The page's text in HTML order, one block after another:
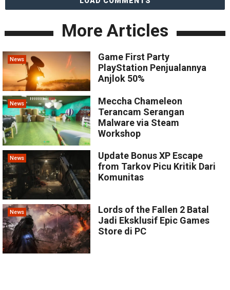
More Articles
News
Game First Party
PlayStation Penjualannya
Anjlok 50%
News
Meccha Chameleon
Terancam Serangan
Malware via Steam
Workshop
News
Update Bonus XP Escape
from Tarkov Picu Kritik Dari
Komunitas
News
Lords of the Fallen 2 Batal
Jadi Eksklusif Epic Games
Store di PC